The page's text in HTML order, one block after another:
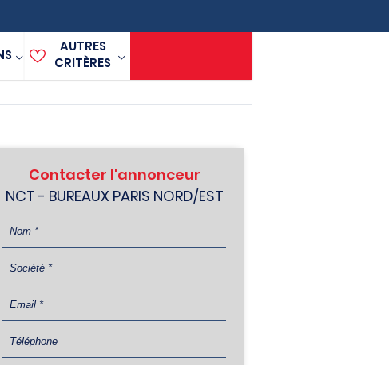
AUTRES
CRITÈRES
Contacter l'annonceur
NCT - BUREAUX PARIS NORD/EST